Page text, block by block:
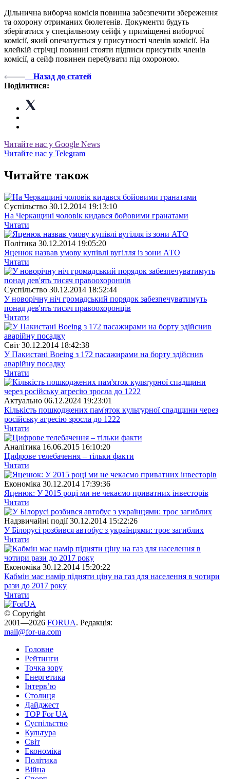
Дільнична виборча комісія повинна забезпечити збереження
та охорону отриманих бюлетенів. Документи будуть
зберігатися у спеціальному сейфі у приміщенні виборчої
комісії, який опечатується у присутності членів комісії. На
клейкій стрічці повинні стояти підписи присутніх членів
комісії, а сейф повинен перебувати під охороною.
Назад до статей
Поділитися:
Читайте нас у Google News
Читайте нас у Telegram
Читайте також
Суспiльство 30.12.2014 19:13:10
На Черкащині чоловік кидався бойовими гранатами
Читати
Полiтика 30.12.2014 19:05:20
Яценюк назвав умову купівлі вугілля із зони АТО
Читати
Суспiльство 30.12.2014 18:52:44
У новорічну ніч громадський порядок забезпечуватимуть
понад дев'ять тисяч правоохоронців
Читати
Свiт 30.12.2014 18:42:38
У Пакистані Boeing з 172 пасажирами на борту здійснив
аварійну посадку
Читати
Актуально 06.12.2024 19:23:01
Кількість пошкоджених пам'яток культурної спадщини через
російську агресію зросла до 1222
Читати
Аналітика 16.06.2015 16:10:20
Цифрове телебачення – тільки факти
Читати
Економіка 30.12.2014 17:39:36
Яценюк: У 2015 році ми не чекаємо приватних інвесторів
Читати
Надзвичайні події 30.12.2014 15:22:26
У Білорусі розбився автобус з українцями: троє загиблих
Читати
Економіка 30.12.2014 15:20:22
Кабмін має намір підняти ціну на газ для населення в чотири
рази до 2017 року
Читати
© Copyright
2001—2026 FORUA. Редакція:
mail@for-ua.com
Головне
Рейтинги
Точка зору
Енергетика
Інтерв’ю
Столиця
Дайджест
TOP For UA
Суспiльство
Культура
Світ
Економіка
Політика
Війна